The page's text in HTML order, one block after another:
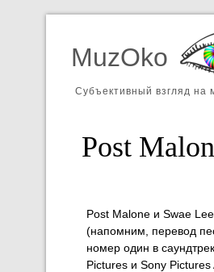
MuzOko
Субъективный взгляд на
Post
Post Malone и Swae
(напомним, перевод
номер один в
Pictures и Sony